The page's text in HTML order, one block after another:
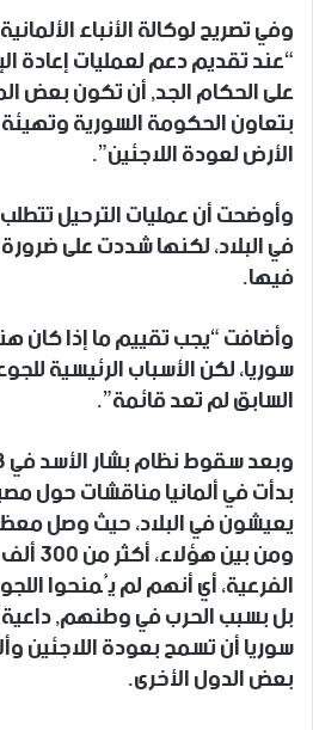
وفي تصريح لوكالة الأنباء
“عند تقديم دعم لعمليات إعادة
على الحكام الجد, أن تكون بعض
بتعاون الحكومة السورية
الأرض لعودة اللاجئين”.
وأوضحت أن عمليات الترحيل
في البلاد، لكنها شددت على
فيها.
وأضافت “يجب تقييم ما إذا كان
سوريا، لكن الأسباب الرئيسية
السابق لم تعد قائمة”.
ومن
الفرعية، أي أنهم لم يُمنحوا
بل بسبب الحرب في وطنهم,
سوريا أن تسمح بعودة اللاجئين
بعض الدول الأخرى.